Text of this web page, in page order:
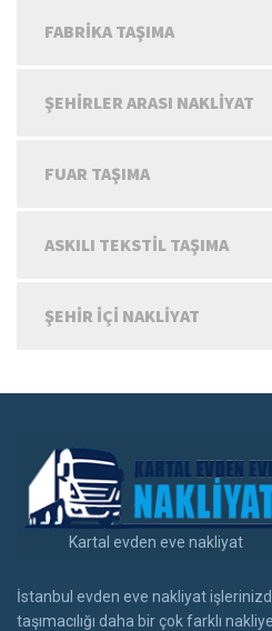
FABRIKA TAŞIMA
ŞEHIRLER ARASI NAKLIYAT
FUAR TAŞIMA
ASKILI TEKSTIL TAŞIMA
ŞEHIR IÇI NAKLIYAT
Kartal evden eve nakliyat
İstanbul evden eve nakliyat
taşımacılığı daha bir çok farklı